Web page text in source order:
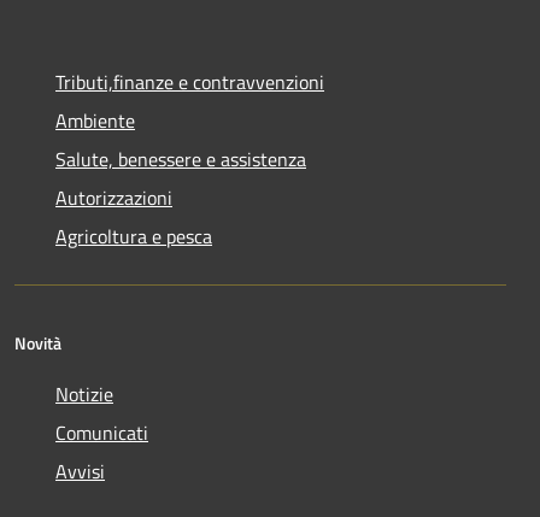
Tributi,finanze e contravvenzioni
Ambiente
Salute, benessere e assistenza
Autorizzazioni
Agricoltura e pesca
Novità
Notizie
Comunicati
Avvisi